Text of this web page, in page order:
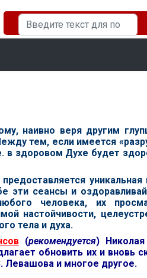
Искать...
наивно веря другим
тем, если имеется
в здоровом Духе будет
уникальная
эти сеансы и
человека, их
настойчивости,
тела и духа.
(рекомендуется) Николая
обновить их и вновь
Левашова и многое другое.